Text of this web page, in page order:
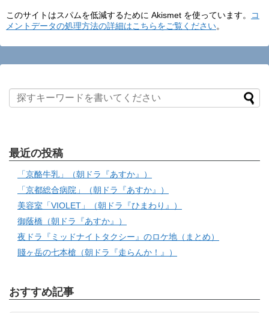
このサイトはスパムを低減するために Akismet を使っています。
コ
メントデータの処理方法の詳細はこちらをご覧ください。
最近の投稿
「京酪牛乳」（朝ドラ『あすか』）
「京都総合病院」（朝ドラ『あすか』）
美容室「VIOLET」（朝ドラ『ひまわり』）
御蔭橋（朝ドラ『あすか』）
夜ドラ『ミッドナイトタクシー』のロケ地（まとめ）
賤ヶ岳の七本槍（朝ドラ『走らんか！』）
おすすめ記事